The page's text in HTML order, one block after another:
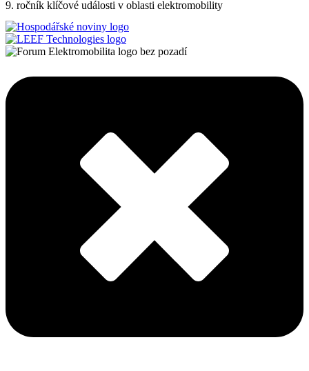
9. ročník klíčové události v oblasti elektromobility